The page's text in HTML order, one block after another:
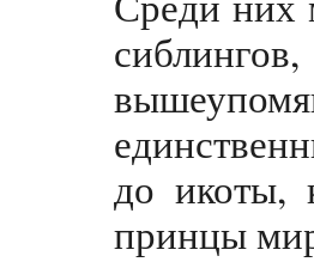
до икоты,
принцы